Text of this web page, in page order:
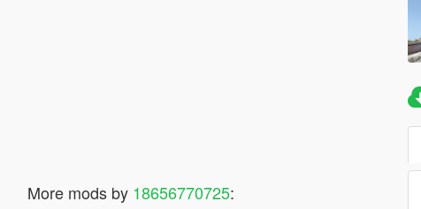
More mods by 18656770725: